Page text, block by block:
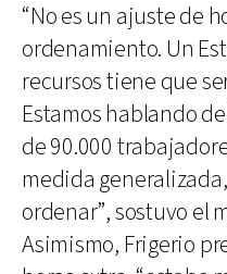
“No es un ajuste de
ordenamiento. Un
recursos tiene que
Estamos hablando
de 90.000
medida
ordenar”, sostuvo el
Asimismo, Frigerio